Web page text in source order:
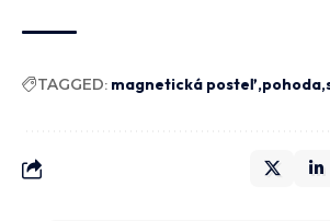
TAGGED: magnetická posteľ pohoda